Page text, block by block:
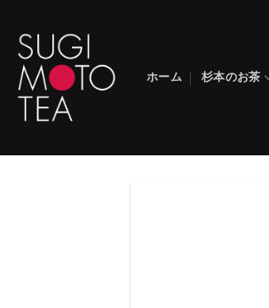
content
ホーム 杉本のお茶